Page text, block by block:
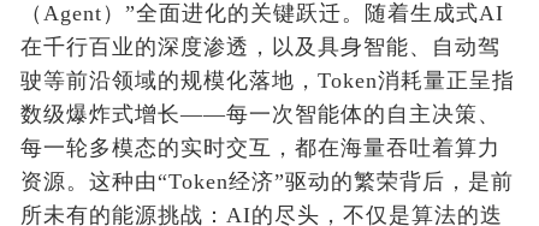
（Agent）”全面进化的关键跃迁。随着生成式AI
在千行百业的深度渗透，以及具身智能、自动驾
驶等前沿领域的规模化落地，Token消耗量正呈指
数级爆炸式增长——每一次智能体的自主决策、
每一轮多模态的实时交互，都在海量吞吐着算力
资源。这种由“Token经济”驱动的繁荣背后，是前
所未有的能源挑战：AI的尽头，不仅是算法的迭